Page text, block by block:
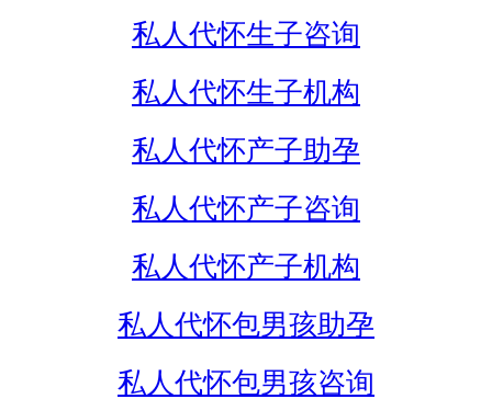
私人代怀生子咨询
私人代怀生子机构
私人代怀产子助孕
私人代怀产子咨询
私人代怀产子机构
私人代怀包男孩助孕
私人代怀包男孩咨询